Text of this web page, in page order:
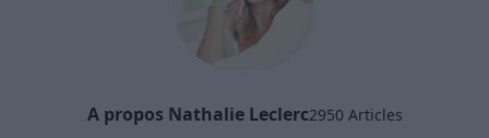
A propos Nathalie Leclerc2950 Articles